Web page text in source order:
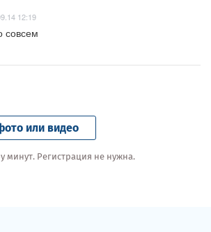
12:19
совсем
или видео
минут. Регистрация не нужна.